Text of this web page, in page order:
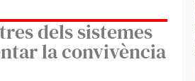
dels sistemes
la convivència